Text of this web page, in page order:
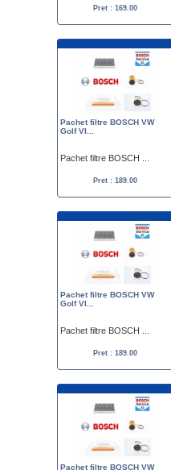
Pret : 169.00
Pachet filtre BOSCH VW
Golf VI...
Pachet filtre BOSCH ...
Pret : 189.00
Pachet filtre BOSCH VW
Golf VI...
Pachet filtre BOSCH ...
Pret : 189.00
Pachet filtre BOSCH VW